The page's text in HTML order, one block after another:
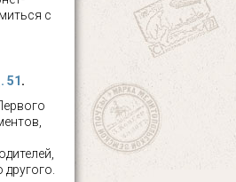
с
51 .